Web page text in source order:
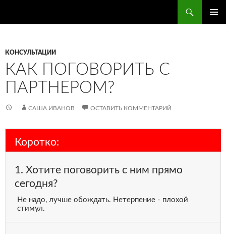
КОНСУЛЬТАЦИИ
КАК ПОГОВОРИТЬ С
ПАРТНЕРОМ?
САША ИВАНОВ ОСТАВИТЬ КОММЕНТАРИЙ
Коротко:
1. Хотите поговорить с ним прямо
сегодня?
Не надо, лучше обождать. Нетерпение - плохой
стимул.